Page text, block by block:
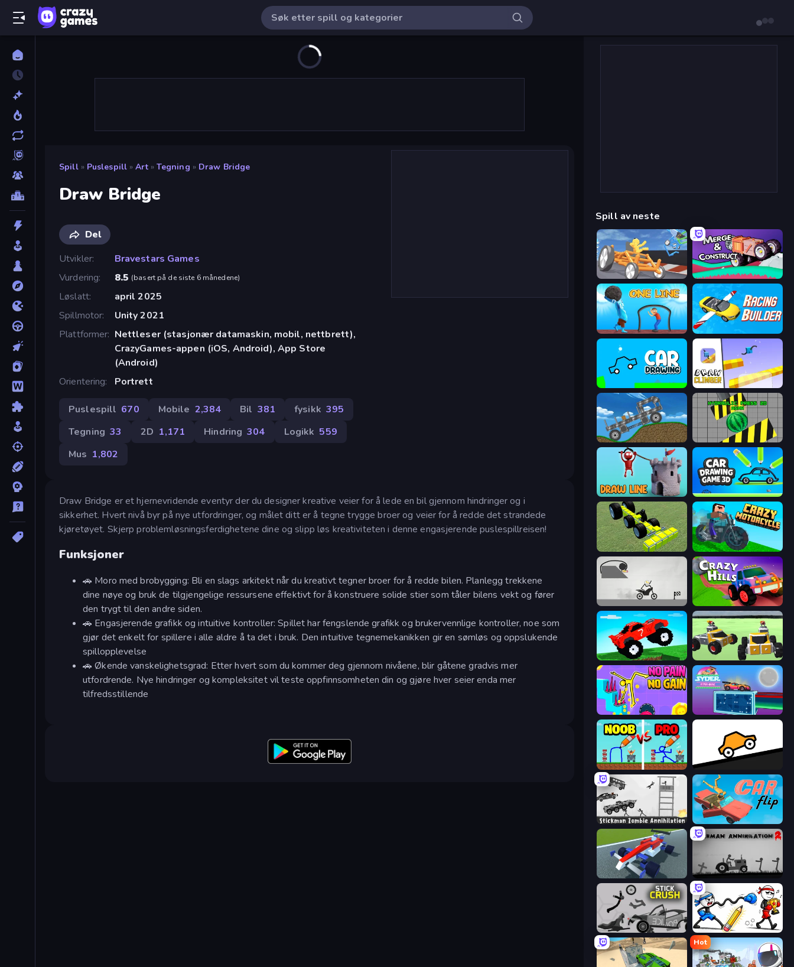
Spill » Puslespill » Art » Tegning » Draw Bridge
Draw Bridge
Del
Utvikler
Bravestars Games
Vurdering
8.5 (basert på de siste 6 månedene)
Løslatt
april 2025
Spillmotor
Unity 2021
Plattformer Nettleser (stasjonær datamaskin, mobil, nettbrett),
CrazyGames-appen (iOS, Android), App Store
(Android)
Orientering
Portrett
Puslespill 670 Mobile 2,384 Bil 381 fysikk 395
Tegning 33 2D 1,171 Hindring 304 Logikk 559
Mus 1,802
Draw Bridge er et hjernevridende eventyr der du designer kreative veier for å lede en bil gjennom hindringer og i
sikkerhet. Hvert nivå byr på nye utfordringer, og målet ditt er å tegne trygge broer og veier for å redde det strandede
kjøretøyet. Skjerp problemløsningsferdighetene dine og slipp løs kreativiteten i denne engasjerende puslespillreisen!
Funksjoner
🚗 Moro med brobygging: Bli en slags arkitekt når du kreativt tegner broer for å redde bilen. Planlegg trekkene
dine nøye og bruk de tilgjengelige ressursene effektivt for å konstruere solide stier som tåler bilens vekt og fører
den trygt til den andre siden.
🚗 Engasjerende grafikk og intuitive kontroller: Spillet har fengslende grafikk og brukervennlige kontroller, noe som
gjør det enkelt for spillere i alle aldre å ta det i bruk. Den intuitive tegnemekanikken gir en sømløs og oppslukende
spillopplevelse
🚗 Økende vanskelighetsgrad: Etter hvert som du kommer deg gjennom nivåene, blir gåtene gradvis mer
utfordrende. Nye hindringer og kompleksitet vil teste oppfinnsomheten din og gjøre hver seier enda mer
tilfredsstillende
Spill av neste
Draw Crash Race Merge & Construct
One Line Racing Builder
Car Drawing Game Draw Climber
Move It! Hydraulic Press 2D ASMR
Draw Line Car Drawing Game 3D
Genius Mechanic Crazy Motorcycle
Crazy Hills
Funny Mad Racing Block Tech: Epic Sandbox
No Pain No Gain - Ragdoll Sandbox Syder Hyper Drive
DOP Noob: Draw to Save Bouncy Motors
Stickman Zombie Annihilation Car Flip!
Genius Car 2 Stickman Annihilation 2
Stick Crush Doodle Smash
Hot